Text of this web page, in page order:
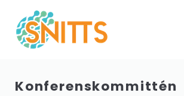
Konferenskommittén